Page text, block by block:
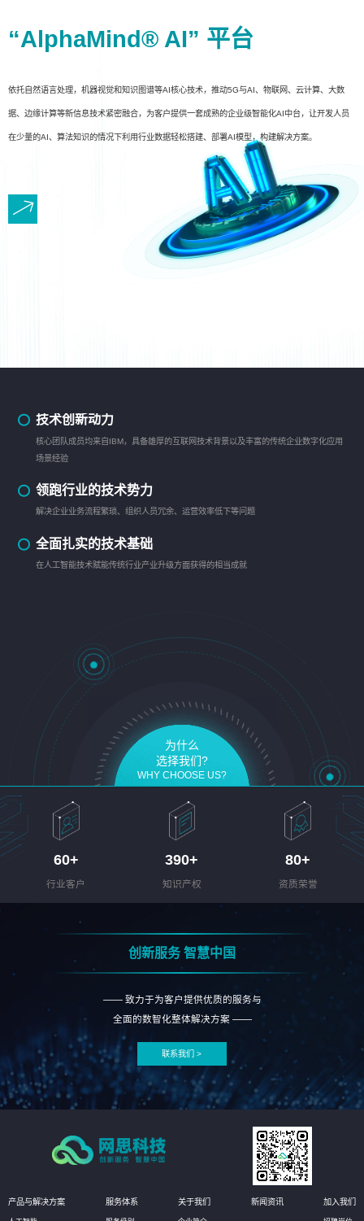
“AlphaMind® AI” 平台
依托自然语言处理，机器视觉和知识图谱等AI核心技术，推动5G与AI、物联网、云计算、大数
据、边缘计算等新信息技术紧密融合，为客户提供一套成熟的企业级智能化AI中台，让开发人员
在少量的AI、算法知识的情况下利用行业数据轻松搭建、部署AI模型，构建解决方案。
技术创新动力
核心团队成员均来自IBM，具备雄厚的互联网技术背景以及丰富的传统企业数字化应用
场景经验
领跑行业的技术势力
解决企业业务流程繁琐、组织人员冗余、运营效率低下等问题
全面扎实的技术基础
在人工智能技术赋能传统行业产业升级方面获得的相当成就
为什么
选择我们?
WHY CHOOSE US?
60+
行业客户
390+
知识产权
80+
资质荣誉
创新服务 智慧中国
—— 致力于为客户提供优质的服务与
全面的数智化整体解决方案 ——
联系我们 >
产品与解决方案 服务体系 关于我们 新闻资讯 加入我们